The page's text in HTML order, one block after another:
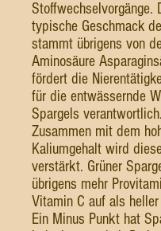
Stoffwechselvorgänge.
typische Geschmack
stammt übrigens von
Aminosäure
fördert die
für die entwässernde
Spargels verantwortlich.
Zusammen mit dem
Kaliumgehalt wird
verstärkt. Grüner
übrigens mehr
Vitamin C auf als
Ein Minus Punkt hat